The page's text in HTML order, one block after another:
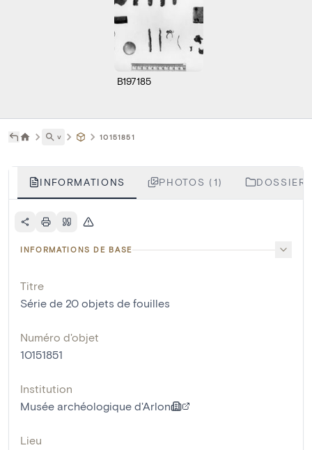
B197185
˅ 10151851
INFORMATIONS PHOTOS (1)
INFORMATIONS DE BASE
Titre
Série de 20 objets de fouilles
Numéro d'objet
10151851
Institution
Musée archéologique d'Arlon
Lieu